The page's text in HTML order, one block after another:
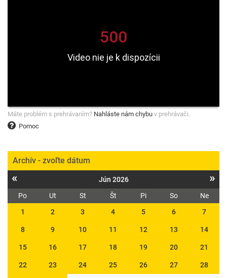
Pomoc
Máte problém s prehrávaním? Nahláste nám chybu v prehrávači.
Archív - zvoľte dátum
« Jún 2026 »
Po Ut St Št Pi So
Ne
1
2 3 4 5 6 7
8 9 10 11 12 13 14
15 16 17 18 19 20 21
22 23 24 25 26 27 28